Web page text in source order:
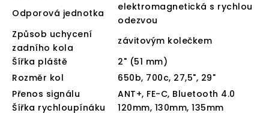
Odporová jednotka
elektromagnetická s rychlou
odezvou
Způsob uchycení
zadního kola
závitovým kolečkem
Šířka pláště
2" (51 mm)
Rozměr kol
650b, 700c, 27,5", 29"
Přenos signálu
ANT+, FE-C, Bluetooth 4.0
Šířka rychloupínáku
120mm, 130mm, 135mm